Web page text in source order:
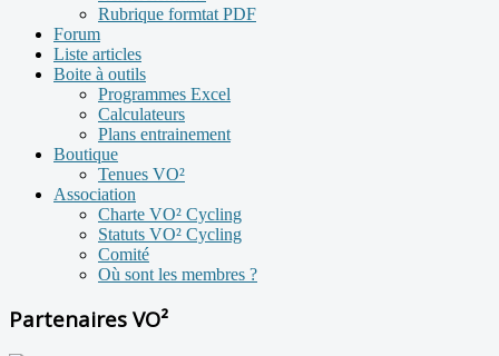
Rubrique formtat PDF
Forum
Liste articles
Boite à outils
Programmes Excel
Calculateurs
Plans entrainement
Boutique
Tenues VO²
Association
Charte VO² Cycling
Statuts VO² Cycling
Comité
Où sont les membres ?
Partenaires VO²